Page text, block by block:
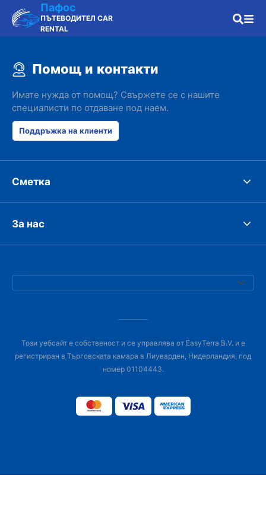
Пафос
ПЪТЕВОДИТЕЛ CAR
RENTAL
Помощ и контакти
Имате нужда от помощ? Свържете се с нашите
специалисти по отдаване под наем.
Поддръжка на клиенти
Сметка
За нас
Този уебсайт е собственост и се управлява от EasyTerra B.V. и е
регистриран в Търговската камара в Лиуварден, Нидерландия, под
номер 01104443.